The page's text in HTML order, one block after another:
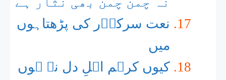
نعت سرکاؐر کی پڑھتاہوں
میں
کیوں کرہم اہلِ دل نہ ہوں